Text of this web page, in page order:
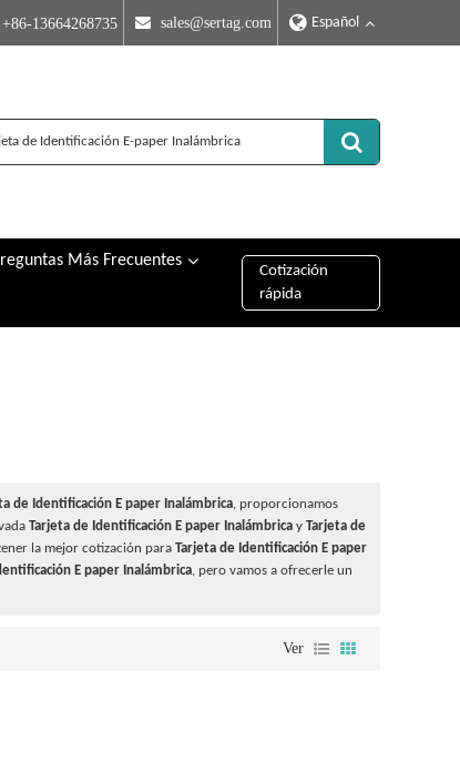
Español
+86-13664268735 sales@sertag.com
Más Frecuentes
Cotización
rápida
de Identificación E paper Inalámbrica , proporcionamos
Tarjeta de Identificación E paper Inalámbrica y Tarjeta de
la mejor cotización para Tarjeta de Identificación E paper
E paper Inalámbrica , pero vamos a ofrecerle un
Ver